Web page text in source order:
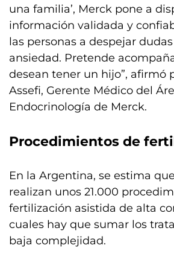
una familia’, Merck pone a
información validada y
las personas a despejar
ansiedad. Pretende
desean tener un hijo”, afirmó
Assefi, Gerente Médico del
Endocrinología de Merck.
Procedimientos de
En la Argentina, se estima
realizan unos 21.000
fertilización asistida de alta
cuales hay que sumar los
baja complejidad.